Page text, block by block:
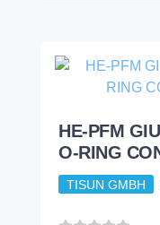
HE-PFM
O-RING
TISUN GMBH